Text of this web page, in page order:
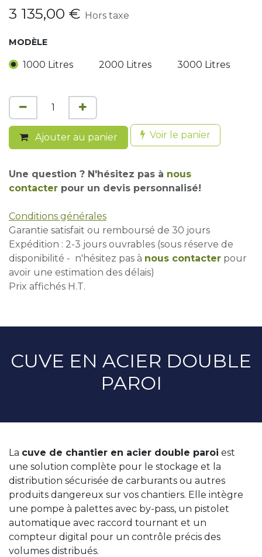
3 135,00 € Hors taxe
MODÈLE
1000 Litres 2000 Litres 3000 Litres
Ajouter au panier Voir le panier
Une question ? N'hésitez pas à nous
contacter pour un devis personnalisé!
Conditions générales
Garantie satisfait ou remboursé de 30 jours
Expédition : 2-3 jours ouvrables (sous réserve de
disponibilité - n'hésitez pas à nous contacter pour
avoir une estimation des délais)
Prix affichés H.T.
CUVE EN ACIER DOUBLE
PAROI
La cuve de chantier en acier double paroi est
une solution complète pour le stockage et la
distribution sécurisée de carburants ou autres
produits dangereux sur vos chantiers. Elle intègre
une pompe à palettes avec by-pass, un pistolet
automatique avec raccord tournant et un
compteur digital pour un contrôle précis des
volumes distribués.